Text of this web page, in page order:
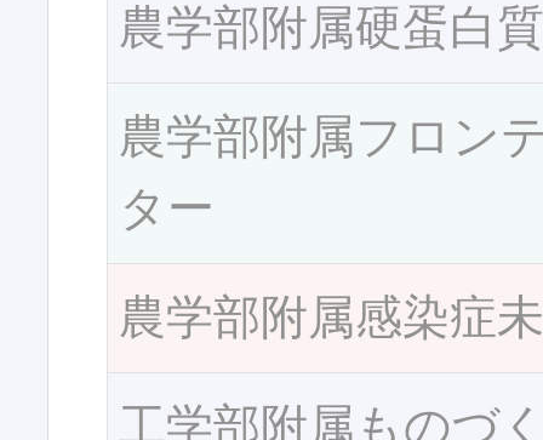
農学部附属硬蛋白
農学部附属フロン
ター
農学部附属感染症
工学部附属ものづ